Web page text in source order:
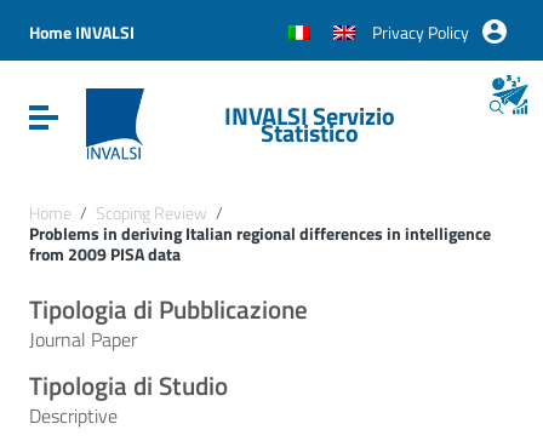
Vai al menu di navigazione
Vai al footer
Home INVALSI Privacy Policy
Attiva / disattiva la navigazioneINVALSI Servizio
Statistico
Home / Scoping Review /
Problems in deriving Italian regional differences in intelligence
from 2009 PISA data
Tipologia di Pubblicazione
Journal Paper
Tipologia di Studio
Descriptive